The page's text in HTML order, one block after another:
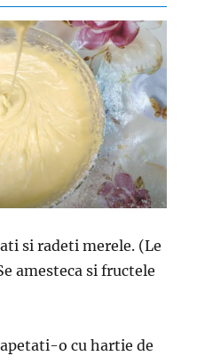
si radeti merele. (Le
amesteca si fructele
o cu hartie de